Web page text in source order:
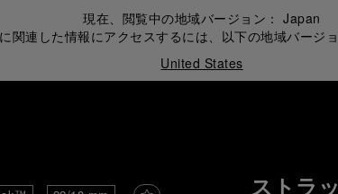
現在、閲覧中の地域バージョン：Japan
関連した情報にアクセスするには、以下の地域バージ
United States